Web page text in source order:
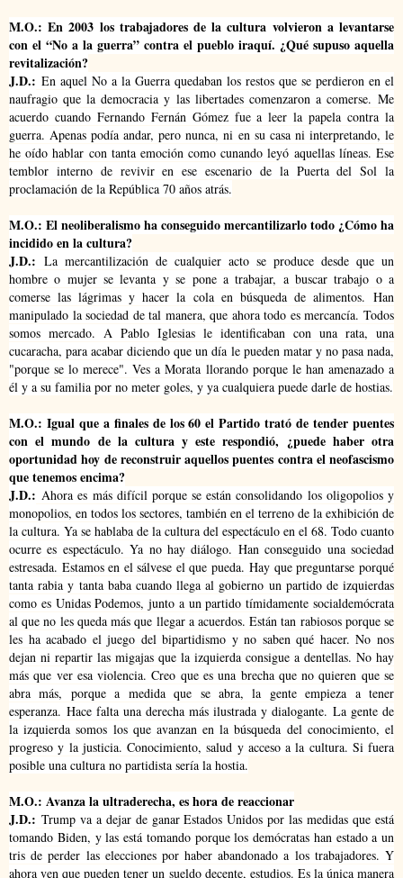
M.O.: En 2003 los trabajadores de la cultura volvieron a levantarse
con el “No a la guerra” contra el pueblo iraquí. ¿Qué supuso aquella
revitalización?
J.D.: En aquel No a la Guerra quedaban los restos que se perdieron en el
naufragio que la democracia y las libertades comenzaron a comerse. Me
acuerdo cuando Fernando Fernán Gómez fue a leer la papela contra la
guerra. Apenas podía andar, pero nunca, ni en su casa ni interpretando, le
he oído hablar con tanta emoción como cunando leyó aquellas líneas. Ese
temblor interno de revivir en ese escenario de la Puerta del Sol la
proclamación de la República 70 años atrás.
M.O.: El neoliberalismo ha conseguido mercantilizarlo todo ¿Cómo ha
incidido en la cultura?
J.D.: La mercantilización de cualquier acto se produce desde que un
hombre o mujer se levanta y se pone a trabajar, a buscar trabajo o a
comerse las lágrimas y hacer la cola en búsqueda de alimentos. Han
manipulado la sociedad de tal manera, que ahora todo es mercancía. Todos
somos mercado. A Pablo Iglesias le identificaban con una rata, una
cucaracha, para acabar diciendo que un día le pueden matar y no pasa nada,
"porque se lo merece". Ves a Morata llorando porque le han amenazado a
él y a su familia por no meter goles, y ya cualquiera puede darle de hostias.
M.O.: Igual que a finales de los 60 el Partido trató de tender puentes
con el mundo de la cultura y este respondió, ¿puede haber otra
oportunidad hoy de reconstruir aquellos puentes contra el neofascismo
que tenemos encima?
J.D.: Ahora es más difícil porque se están consolidando los oligopolios y
monopolios, en todos los sectores, también en el terreno de la exhibición de
la cultura. Ya se hablaba de la cultura del espectáculo en el 68. Todo cuanto
ocurre es espectáculo. Ya no hay diálogo. Han conseguido una sociedad
estresada. Estamos en el sálvese el que pueda.Hay que preguntarse porqué
tanta rabia y tanta baba cuando llega al gobierno un partido de izquierdas
como es Unidas Podemos, junto a un partido tímidamente socialdemócrata
al que no les queda más que llegar a acuerdos. Están tan rabiosos porque se
les ha acabado el juego del bipartidismo y no saben qué hacer. No nos
dejan ni repartir las migajas que la izquierda consigue a dentellas. No hay
más que ver esa violencia. Creo que es una brecha que no quieren que se
abra más, porque a medida que se abra, la gente empieza a tener
esperanza. Hace falta una derecha más ilustrada y dialogante. La gente de
la izquierda somos los que avanzan en la búsqueda del conocimiento, el
progreso y la justicia. Conocimiento, salud y acceso a la cultura. Si fuera
posible una cultura no partidista sería la hostia.
M.O.: Avanza la ultraderecha, es hora de reaccionar
J.D.: Trump va a dejar de ganar Estados Unidos por las medidas que está
tomando Biden, y las está tomando porque los demócratas han estado a un
tris de perder las elecciones por haber abandonado a los trabajadores. Y
ahora ven que pueden tener un sueldo decente, estudios. Es la única manera